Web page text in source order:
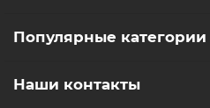
Популярные категории
Наши контакты